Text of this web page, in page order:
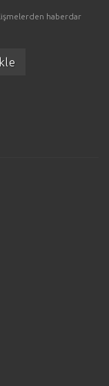
haberdar